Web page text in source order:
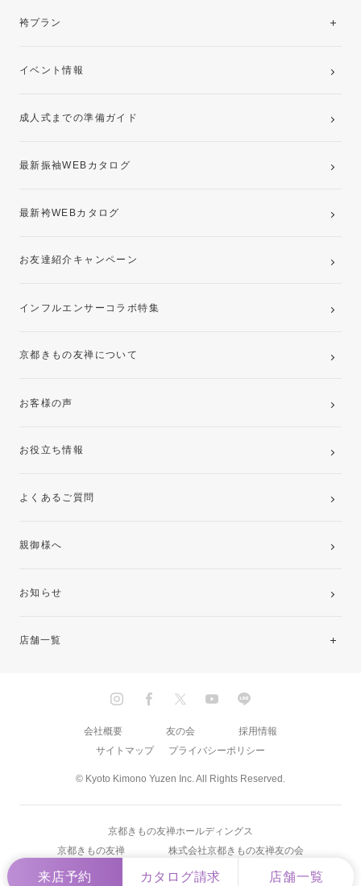
来店予約 カタログ請求 店舗一覧
レンタルプラン
袴プラン
卒業袴レンタルプラン
イベント情報
成人式までの準備ガイド
最新振袖WEBカタログ
最新袴WEBカタログ
お友達紹介キャンペーン
インフルエンサーコラボ特集
京都きもの友禅について
お客様の声
お役立ち情報
よくあるご質問
親御様へ
お知らせ
店舗一覧
九州
© Kyoto Kimono Yuzen Inc. All Rights Reserved.
会社概要 友の会
採用情報
サイトマップ
プライバシーポリシー
京都きもの友禅ホールディングス
京都きもの友禅
株式会社京都きもの友禅友の会